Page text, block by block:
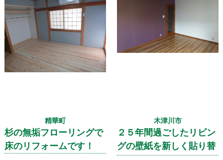
精華町
杉の無垢フローリングで
床のリフォームです！
木津川市
２５年間過ごしたリビン
グの壁紙を新しく貼り替